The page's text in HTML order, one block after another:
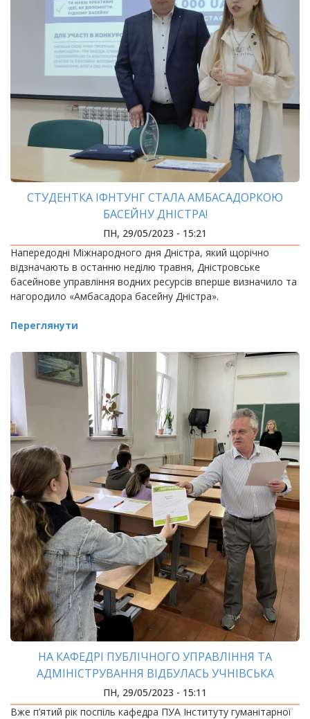
СТУДЕНТКА ІФНТУНГ СТАЛА АМБАСАДОРКОЮ
БАСЕЙНУ ДНІСТРА!
ПН, 29/05/2023 - 15:21
Напередодні Міжнародного дня Дністра, який щорічно
відзначають в останню неділю травня, Дністровське
басейнове управління водних ресурсів вперше визначило та
нагородило «Амбасадора басейну Дністра».
Переглянути
НА КАФЕДРІ ПУБЛІЧНОГО УПРАВЛІННЯ ТА
АДМІНІСТРУВАННЯ ВІДБУЛАСЬ УЧНІВСЬКА
ОЛІМПІАДА
ПН, 29/05/2023 - 15:11
Вже п’ятий рік поспіль кафедра ПУА Інституту гуманітарної